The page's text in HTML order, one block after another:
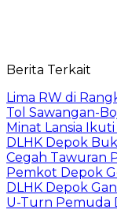
Berita Terkait
Lima RW di
Tol Sawangan-
Minat Lansia
DLHK Depok
Cegah Tawuran
Pemkot Depok
DLHK Depok
U-Turn Pemuda